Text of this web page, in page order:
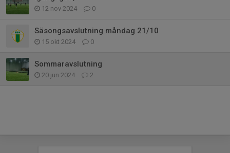
12 nov 2024 0
Säsongsavslutning måndag 21/10
15 okt 2024 0
Sommaravslutning
20 jun 2024 2